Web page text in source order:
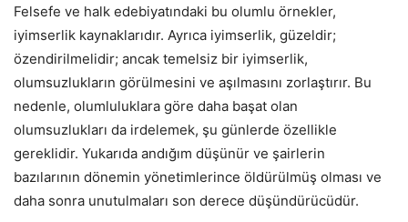
Felsefe ve halk edebiyatındaki bu olumlu örnekler,
iyimserlik kaynaklarıdır. Ayrıca iyimserlik, güzeldir;
özendirilmelidir; ancak temelsiz bir iyimserlik,
olumsuzlukların görülmesini ve aşılmasını zorlaştırır. Bu
nedenle, olumluluklara göre daha başat olan
olumsuzlukları da irdelemek, şu günlerde özellikle
gereklidir. Yukarıda andığım düşünür ve şairlerin
bazılarının dönemin yönetimlerince öldürülmüş olması ve
daha sonra unutulmaları son derece düşündürücüdür.